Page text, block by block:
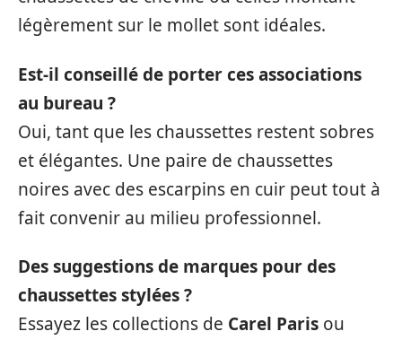
légèrement sur le mollet sont idéales.
Est-il conseillé de porter ces associations
au bureau ?
Oui, tant que les chaussettes restent sobres
et élégantes. Une paire de chaussettes
noires avec des escarpins en cuir peut tout à
fait convenir au milieu professionnel.
Des suggestions de marques pour des
chaussettes stylées ?
Essayez les collections de Carel Paris ou